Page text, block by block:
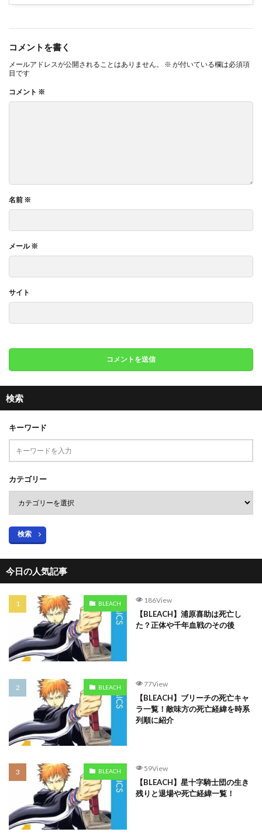
コメントを書く
メールアドレスが公開されることはありません。 ※ が付いている欄は必須項
目です
コメント ※
名前 ※
メール※
サイト
検索
キーワード
カテゴリー
検索
今日の人気記事
BLEACH 186View
【BLEACH】浦原喜助は死亡し
た？正体や千年血戦のその後
BLEACH 77View
【BLEACH】ブリーチの死亡キャ
ラ一覧！敵味方の死亡経緯を時系
列順に紹介
BLEACH 59View
【BLEACH】星十字騎士団の生き
残りと退場や死亡経緯一覧！